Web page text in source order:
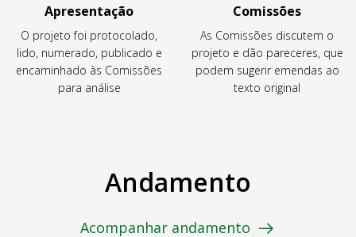
Apresentação
O projeto foi protocolado,
lido, numerado, publicado e
encaminhado às Comissões
para análise
Comissões
As Comissões discutem o
projeto e dão pareceres, que
podem sugerir emendas ao
texto original
Andamento
Acompanhar andamento